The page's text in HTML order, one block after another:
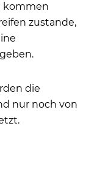
kommen
zustande,
die
nur noch von